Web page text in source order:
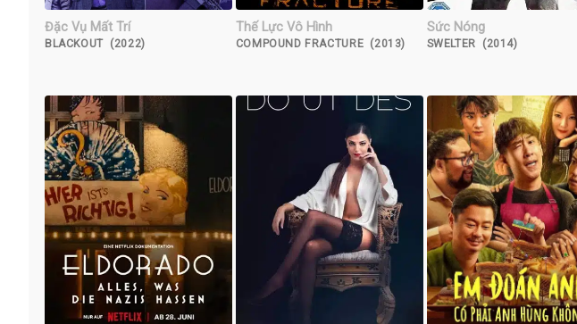
Đặc Vụ Mất Trí
BLACKOUT (2022)
Thế Lực Vô Hình
COMPOUND FRACTURE (2013)
Sức Nóng
SWELTER (2014)